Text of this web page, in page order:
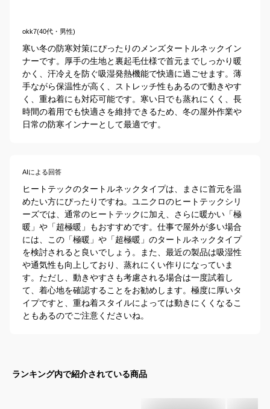
okk7(40代・男性)
寒い冬の防寒対策にぴったりのメンズタートルネックイン
ナーです。厚手の生地と裏起毛仕様で首元までしっかり暖
かく、汗冷えを防ぐ吸湿発熱機能で快適に過ごせます。薄
手ながら保温性が高く、ストレッチ性もあるので動きやす
く、重ね着にも対応可能です。寒い日でも蒸れにくく、長
時間の着用でも快適さを維持できるため、冬の屋外作業や
日常の防寒インナーとして最適です。
AIによる回答
ヒートテックのタートルネックタイプは、まさに首元を温
めたい方にぴったりですね。ユニクロのヒートテックシリ
ーズでは、通常のヒートテックに加え、さらに暖かい「極
暖」や「超極暖」もおすすめです。仕事で屋外が多い場合
には、この「極暖」や「超極暖」のタートルネックタイプ
を検討されると良いでしょう。また、最近の製品は吸湿性
や通気性も向上しており、蒸れにくい作りになっていま
す。ただし、動きやすさも考慮される場合は一度試着し
て、着心地を確認することをお勧めします。極度に厚いタ
イプですと、重ね着スタイルによっては動きにくくなるこ
ともあるのでご注意くださいね。
ランキング内で紹介されている商品